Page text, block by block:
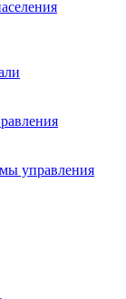
управления